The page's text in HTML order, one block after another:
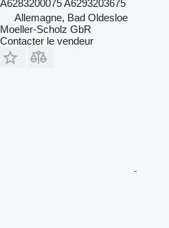
A6283200075 A6293203675
Allemagne, Bad Oldesloe
Moeller-Scholz GbR
Contacter le vendeur